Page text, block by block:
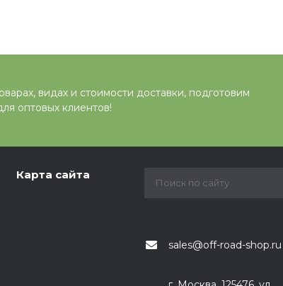
видах и стоимости доставки, подготовим
оптовых клиентов!
Карта сайта
sales@off-road-shop.ru